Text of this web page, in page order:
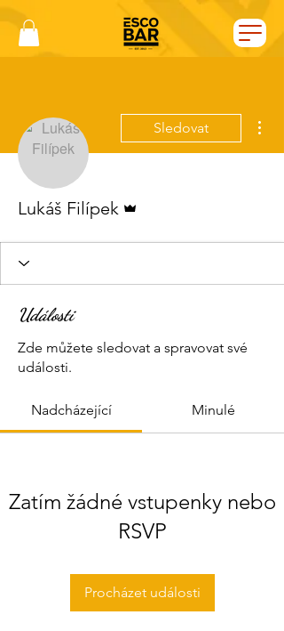
Sledovat
Lukáš Filípek
Události
Zde můžete sledovat a spravovat své
události.
Nadcházející Minulé
Zatím žádné vstupenky nebo
RSVP
Procházet události